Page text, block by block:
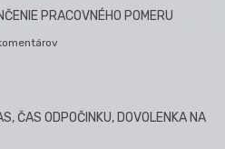
PRACOVNÉHO POMERU
ČAS ODPOČINKU, DOVOLENKA NA